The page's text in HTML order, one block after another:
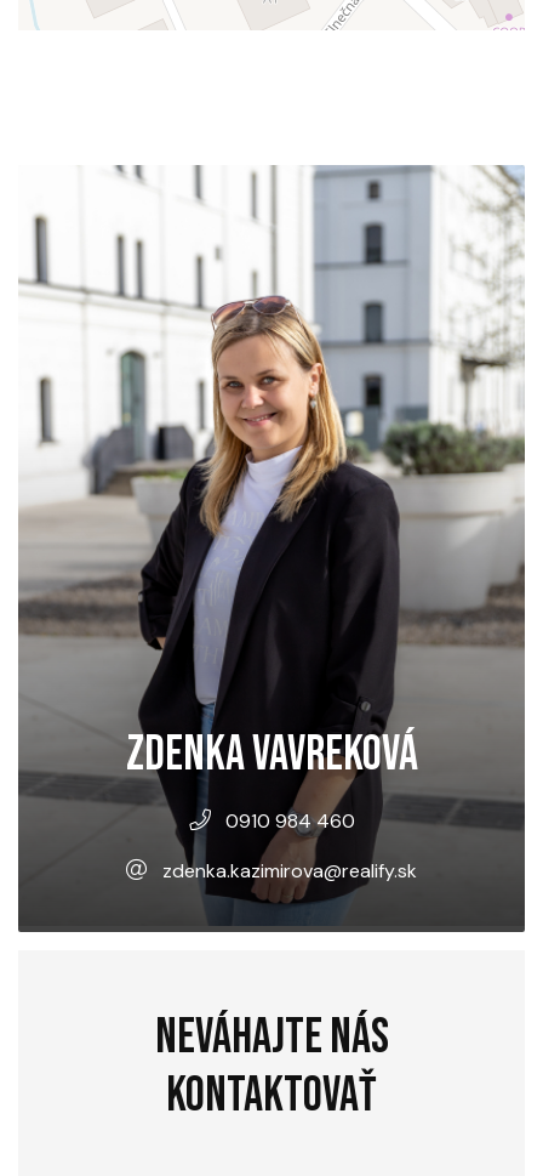
ZDENKA VAVREKOVÁ
0910 984 460
zdenka.kazimirova@realify.sk
NEVÁHAJTE NÁS
KONTAKTOVAŤ